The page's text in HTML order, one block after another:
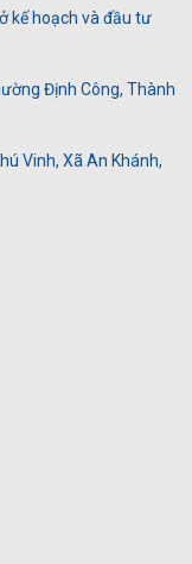
kế hoạch và đầu tư
Định Công, Thành
Vinh, Xã An Khánh,